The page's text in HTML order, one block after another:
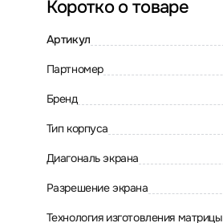
Коротко о товаре
Артикул
Партномер
Бренд
Тип корпуса
Диагональ экрана
Разрешение экрана
Технология изготовления матрицы